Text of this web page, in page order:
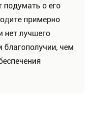
подумать о его
примерно
нет лучшего
благополучии, чем